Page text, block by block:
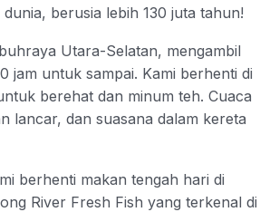
berusia lebih 130 juta tahun!
Utara-Selatan, mengambil
jam untuk sampai. Kami berhenti di
berehat dan minum teh. Cuaca
lancar, dan suasana dalam kereta
berhenti makan tengah hari di
River Fresh Fish yang terkenal di